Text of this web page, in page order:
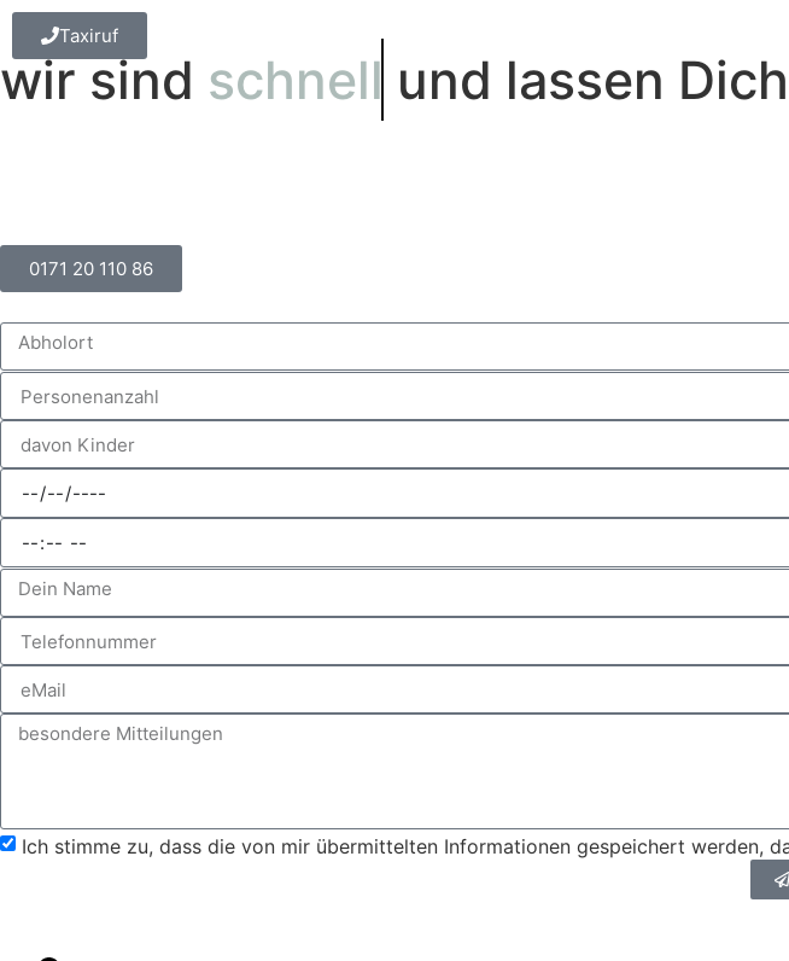
Taxiruf
wir sind schnell und lassen
0171 20 110 86
Ich stimme zu, dass die von mir übermittelten Informationen gespeichert werden,